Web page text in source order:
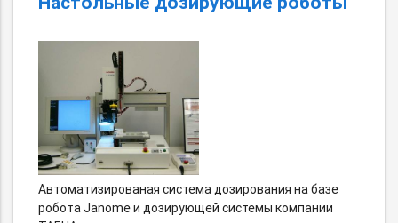
Автоматизированая система дозирования на базе
робота Janome и дозирующей системы компании